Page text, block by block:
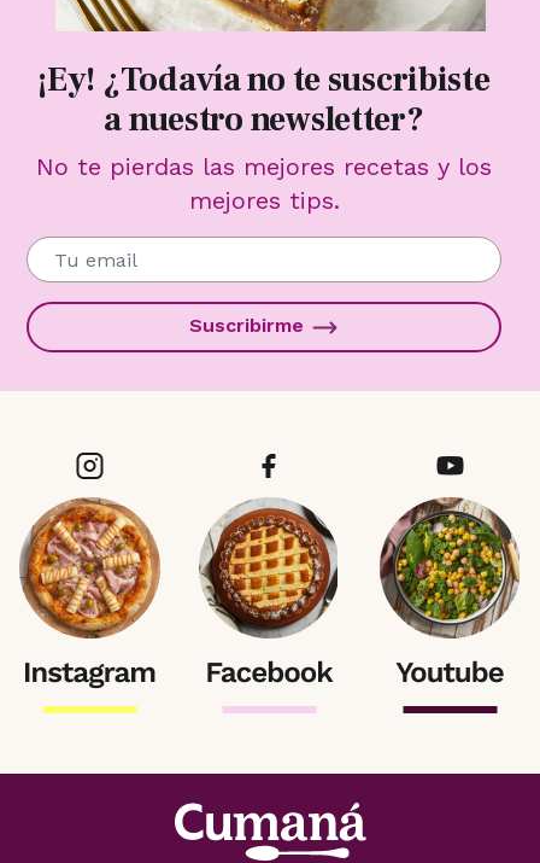
¡Ey! ¿Todavía no te suscribiste
a nuestro newsletter?
No te pierdas las mejores recetas y los
mejores tips.
Suscribirme